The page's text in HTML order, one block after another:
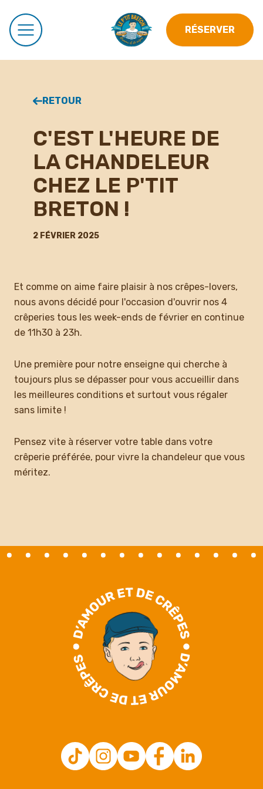
RÉSERVER
RETOUR
C'EST L'HEURE DE
LA CHANDELEUR
CHEZ LE P'TIT
BRETON !
2 FÉVRIER 2025
Et comme on aime faire plaisir à nos crêpes-lovers,
nous avons décidé pour l'occasion d'ouvrir nos 4
crêperies tous les week-ends de février en continue
de 11h30 à 23h.
Une première pour notre enseigne qui cherche à
toujours plus se dépasser pour vous accueillir dans
les meilleures conditions et surtout vous régaler
sans limite !
Pensez vite à réserver votre table dans votre
crêperie préférée, pour vivre la chandeleur que vous
méritez.